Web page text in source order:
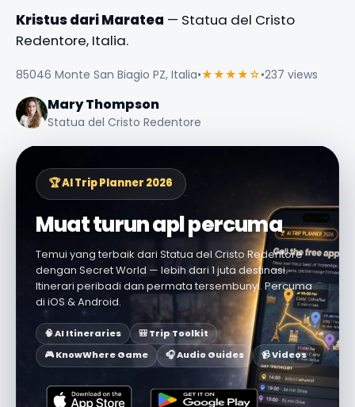
Kristus dari Maratea — Statua del Cristo
Redentore, Italia.
85046 Monte San Biagio PZ, Italia•★★★★☆•237 views
Mary Thompson
Statua del Cristo Redentore
🏆 AI Trip Planner 2026
Muat turun apl percuma
Temui yang terbaik dari Statua del Cristo Redentore
dengan Secret World — lebih dari 1 juta destinasi.
Itinerari peribadi dan permata tersembunyi. Percuma
di iOS & Android.
🧠 AI Itineraries
🎒 Trip Toolkit
🎮 KnowWhere Game
🎧 Audio Guides 📹 Videos